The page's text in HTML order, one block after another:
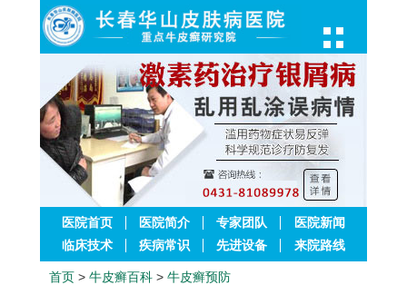
医院首页 医院简介 专家团队
医院新闻
临床技术
疾病常识 先进设备 来院路线
首页 > 牛皮癣百科 > 牛皮癣预防